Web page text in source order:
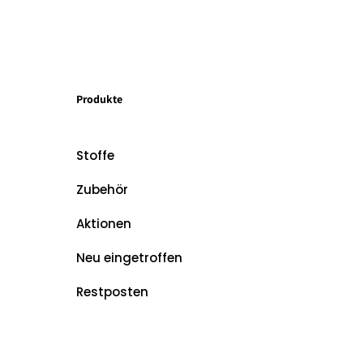
Produkte
Stoffe
Zubehör
Aktionen
Neu eingetroffen
Restposten